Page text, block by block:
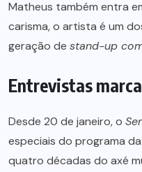
Matheus também entra
carisma, o artista é um
geração de stand-up
Entrevistas
Desde 20 de janeiro, o
especiais do programa da
quatro décadas do axé